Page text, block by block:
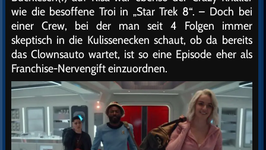
wie die besoffene Troi in „Star Trek 8“. – Doch bei
einer Crew, bei der man seit 4 Folgen immer
skeptisch in die Kulissenecken schaut, ob da bereits
das Clownsauto wartet, ist so eine Episode eher als
Franchise-Nervengift einzuordnen.